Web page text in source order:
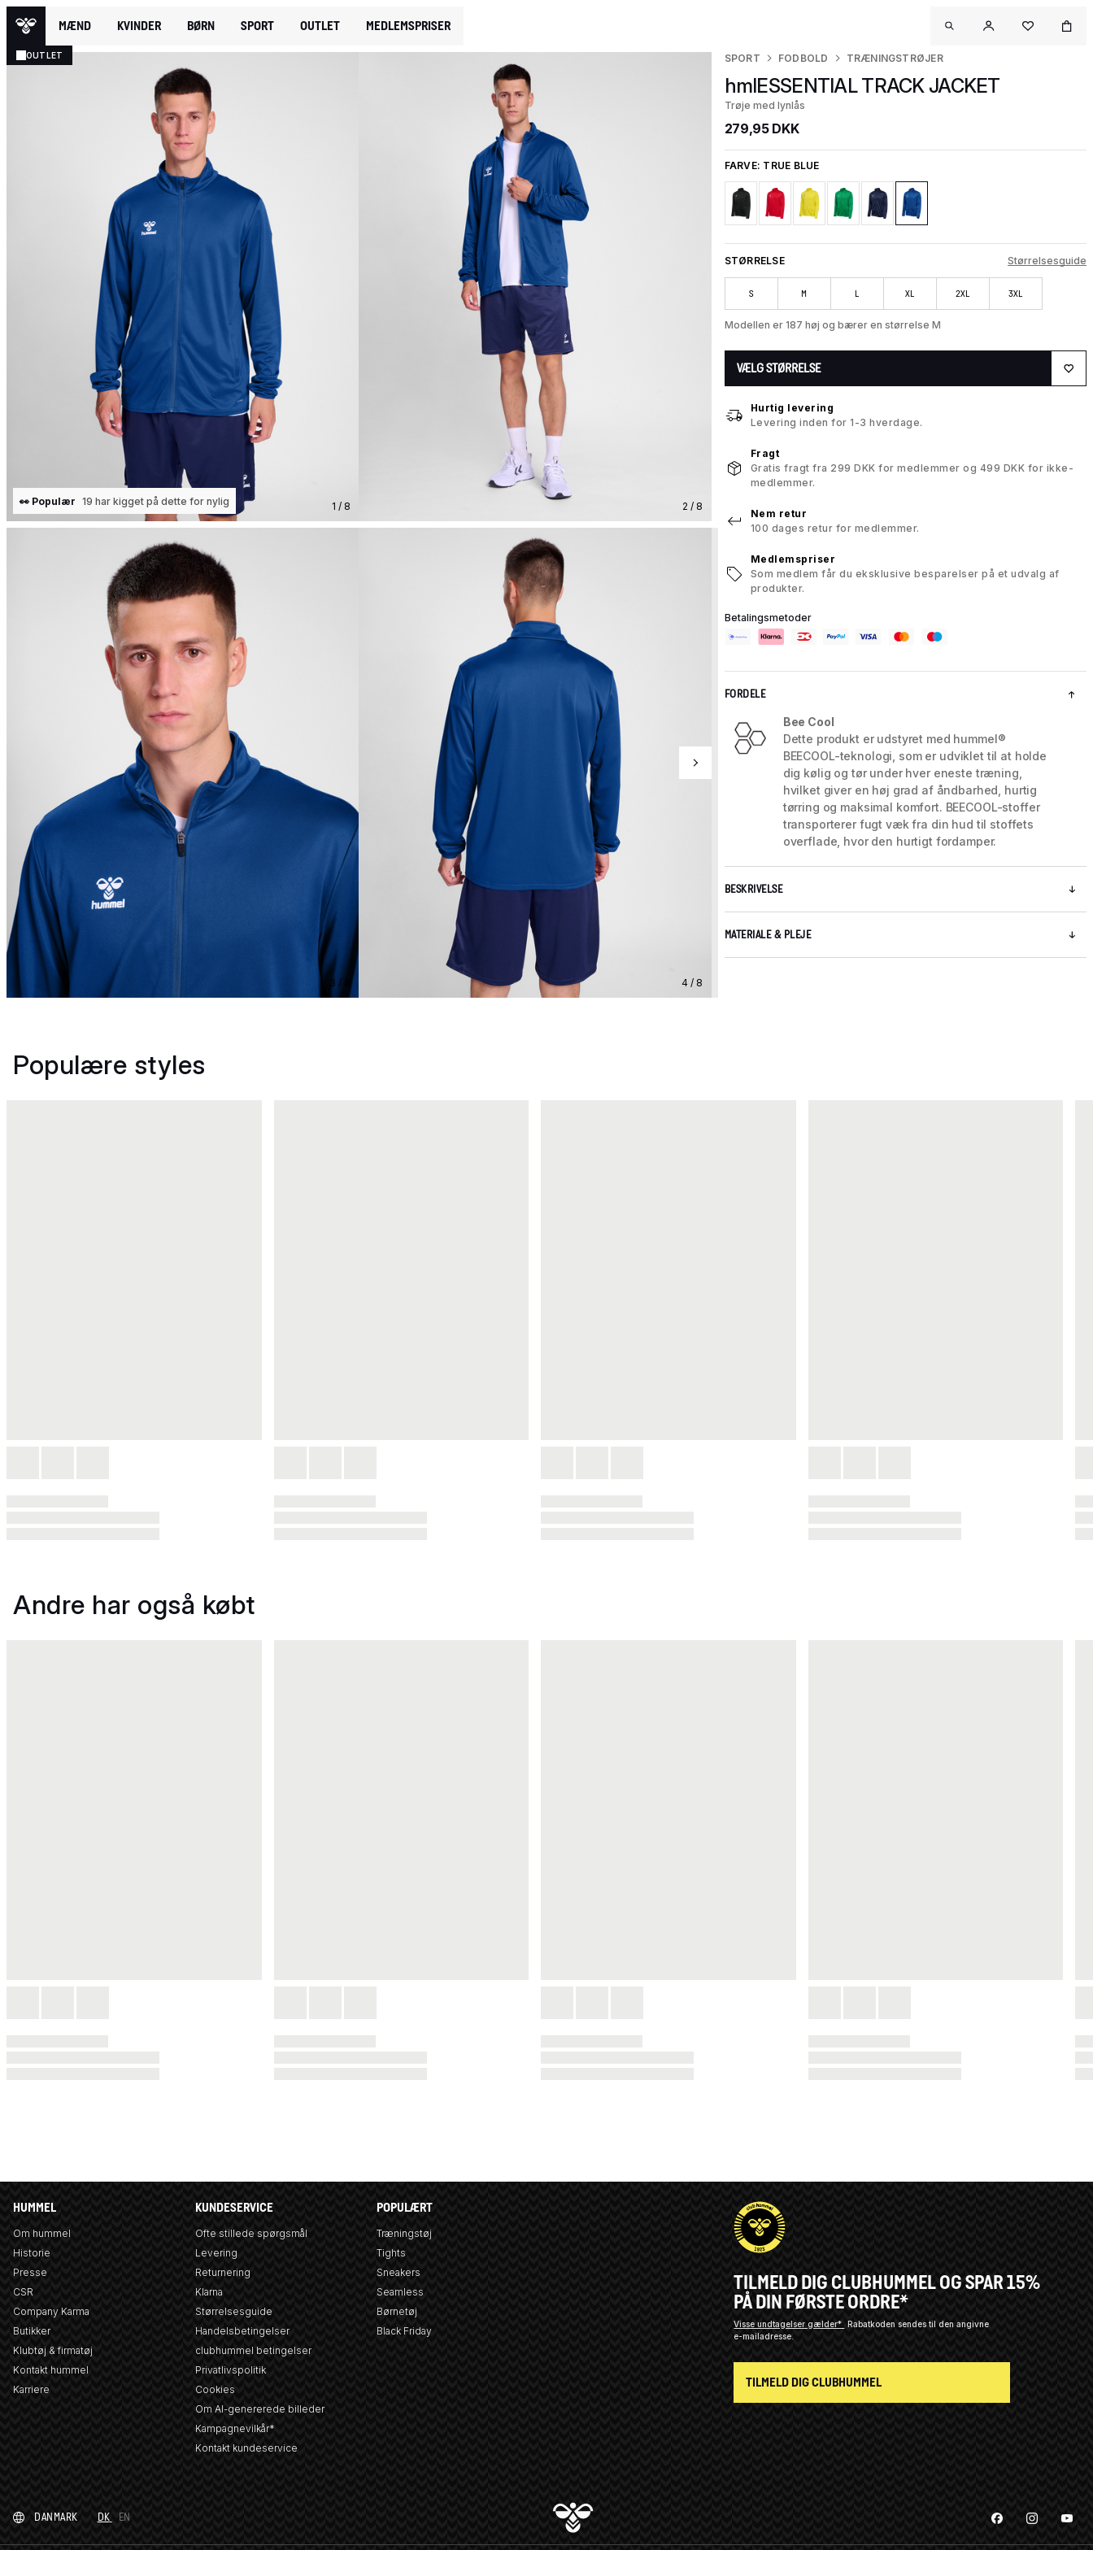
MÆND KVINDER BØRN SPORT OUTLET MEDLEMSPRISER
OUTLET
1 / 8
👀 Populær 19 har kigget på dette for nylig 2 / 8
3 / 8 4 / 8
SPORT FODBOLD TRÆNINGSTRØJER
hmlESSENTIAL TRACK JACKET
Trøje med lynlås
279,95 DKK
FARVE: TRUE BLUE
STØRRELSE Størrelsesguide
S M L XL 2XL 3XL
Modellen er 187 høj og bærer en størrelse M
VÆLG STØRRELSE
Hurtig levering
Levering inden for 1-3 hverdage.
Fragt
Gratis fragt fra 299 DKK for medlemmer og 499 DKK for ikke-
medlemmer.
Nem retur
100 dages retur for medlemmer.
Medlemspriser
Som medlem får du eksklusive besparelser på et udvalg af
produkter.
Betalingsmetoder
FORDELE
Bee Cool
Dette produkt er udstyret med hummel®
BEECOOL-teknologi, som er udviklet til at holde
dig kølig og tør under hver eneste træning,
hvilket giver en høj grad af åndbarhed, hurtig
tørring og maksimal komfort. BEECOOL-stoffer
transporterer fugt væk fra din hud til stoffets
overflade, hvor den hurtigt fordamper.
BESKRIVELSE
MATERIALE & PLEJE
Populære styles
Andre har også købt
HUMMEL
Om hummel
Historie
Presse
CSR
Company Karma
Butikker
Klubtøj & firmatøj
Kontakt hummel
Karriere
KUNDESERVICE
Ofte stillede spørgsmål
Levering
Returnering
Klarna
Størrelsesguide
Handelsbetingelser
clubhummel betingelser
Privatlivspolitik
Cookies
Om AI-genererede billeder
Kampagnevilkår*
Kontakt kundeservice
POPULÆRT
Træningstøj
Tights
Sneakers
Seamless
Børnetøj
Black Friday
TILMELD DIG CLUBHUMMEL OG SPAR 15%
PÅ DIN FØRSTE ORDRE*
Visse undtagelser gælder* Rabatkoden sendes til den angivne
e-mailadresse.
TILMELD DIG CLUBHUMMEL
DANMARK DK EN